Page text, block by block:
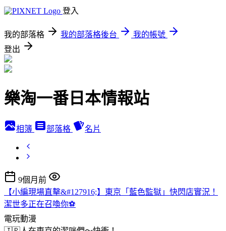
登入
我的部落格 我的部落格後台
我的帳號
登出
樂淘一番日本情報站
相簿 部落格 名片
9個月前
【小編現場直擊&#127916;】東京「藍色監獄」快閃店實況！
潔世多正在召喚你⚽
電玩動漫